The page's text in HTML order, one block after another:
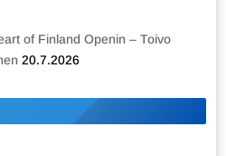
of Finland Openin – Toivo
20.7.2026